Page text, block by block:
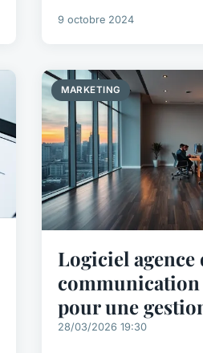
9 octobre 2024
MARKETING
Logiciel agence
pour une
28/03/2026 19:30